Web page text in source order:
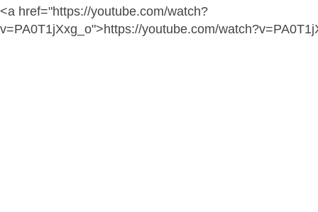
<a href="https://youtube.com/watch?
v=PA0T1jXxg_o">https://youtube.com/